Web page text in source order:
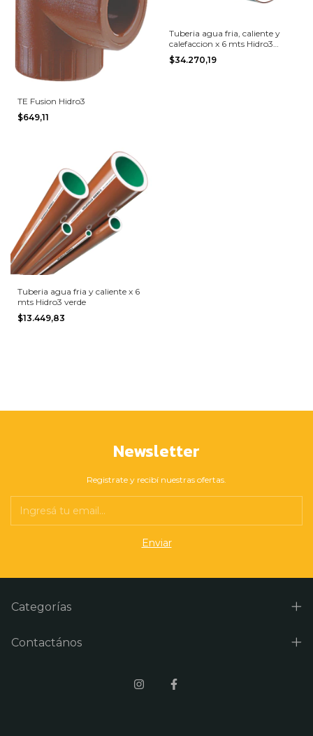
TE Fusion Hidro3
$649,11
Tuberia agua fria, caliente y
calefaccion x 6 mts Hidro3
aluminio
$34.270,19
Tuberia agua fria y caliente x 6
mts Hidro3 verde
$13.449,83
Newsletter
Registrate y recibí nuestras ofertas.
Categorías
Contactános